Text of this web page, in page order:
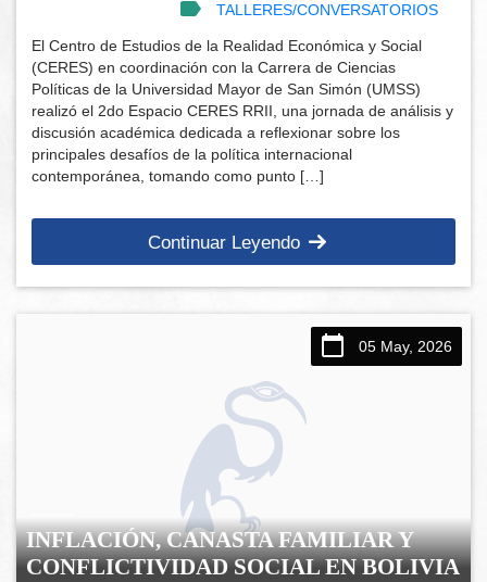
TALLERES/CONVERSATORIOS
El Centro de Estudios de la Realidad Económica y Social
(CERES) en coordinación con la Carrera de Ciencias
Políticas de la Universidad Mayor de San Simón (UMSS)
realizó el 2do Espacio CERES RRII, una jornada de análisis y
discusión académica dedicada a reflexionar sobre los
principales desafíos de la política internacional
contemporánea, tomando como punto […]
Continuar Leyendo
05 May, 2026
INFLACIÓN, CANASTA FAMILIAR Y
CONFLICTIVIDAD SOCIAL EN BOLIVIA